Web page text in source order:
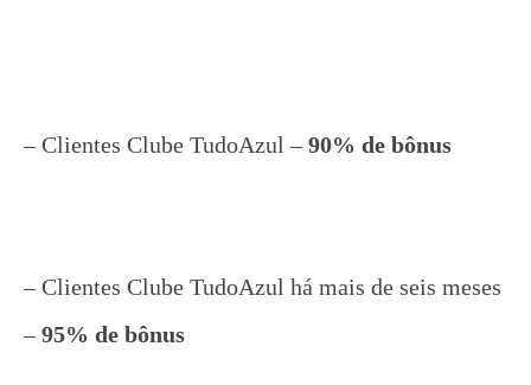
– Clientes Clube TudoAzul –90% de bônus
– Clientes Clube TudoAzul há mais de seis meses
–95% de bônus